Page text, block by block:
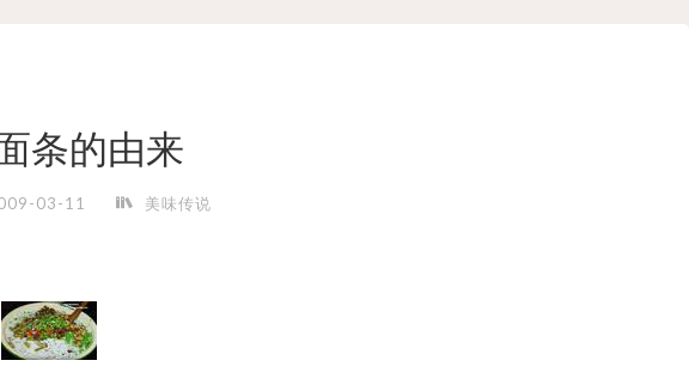
条的由来
03-11 美味传说